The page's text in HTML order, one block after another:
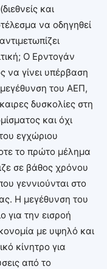
και
να οδηγηθεί
Ο Ερντογάν
να γίνει υπέρβαση
του ΑΕΠ,
δυσκολίες στη
και όχι
εγχώριου
το πρώτο μέλημα
σε βάθος χρόνου
γεννιούνται στο
Η μεγέθυνση του
για την εισροή
με υψηλό και
κίνητρο για
από το